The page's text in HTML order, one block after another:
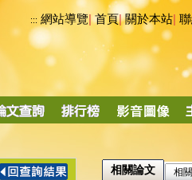
::: 網站導覽|首頁|關於本站
相關論文 相